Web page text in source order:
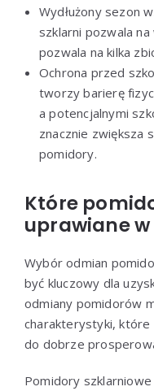
Wydłużony sezon
szklarni pozwala
pozwala na kilka
Ochrona przed
tworzy barierę
a potencjalnymi
znacznie zwiększa
pomidory.
Które
uprawiane
Wybór odmian
być kluczowy dla
odmiany pomidorów
charakterystyki, które
do dobrze
Pomidory